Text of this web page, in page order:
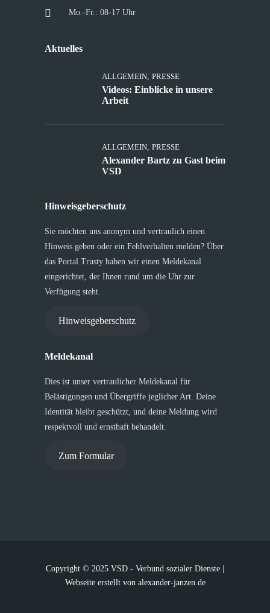
Mo.-Fr.: 08-17 Uhr
Aktuelles
ALLGEMEIN, PRESSE
Videos: Einblicke in unsere
Arbeit
ALLGEMEIN, PRESSE
Alexander Bartz zu Gast beim
VSD
Hinweisgeberschutz
Sie möchten uns anonym und vertraulich einen
Hinweis geben oder ein Fehlverhalten melden? Über
das Portal Trusty haben wir einen Meldekanal
eingerichtet, der Ihnen rund um die Uhr zur
Verfügung steht.
Hinweisgeberschutz
Meldekanal
Dies ist unser vertraulicher Meldekanal für
Belästigungen und Übergriffe jeglicher Art. Deine
Identität bleibt geschützt, und deine Meldung wird
respektvoll und ernsthaft behandelt.
Zum Formular
Copyright © 2025 VSD - Verbund sozialer Dienste |
Webseite erstellt von alexander-janzen.de